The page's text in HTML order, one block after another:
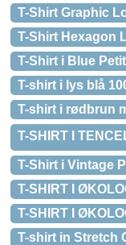
T-Shirt Graphic
T-Shirt Hexagon
T-Shirt i Blue
T-shirt i lys blå
T-shirt i rødbrun
T-SHIRT I
T-Shirt i Vintage
T-SHIRT I
T-SHIRT I
T-shirt in Stretch